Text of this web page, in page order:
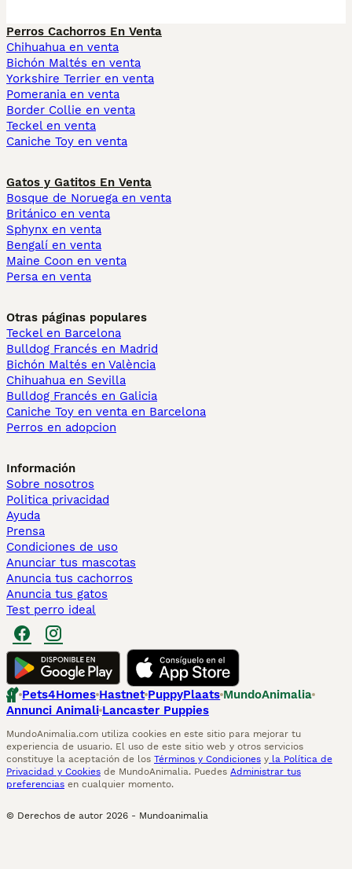
Perros Cachorros En Venta
Chihuahua en venta
Bichón Maltés en venta
Yorkshire Terrier en venta
Pomerania en venta
Border Collie en venta
Teckel en venta
Caniche Toy en venta
Gatos y Gatitos En Venta
Bosque de Noruega en venta
Británico en venta
Sphynx en venta
Bengalí en venta
Maine Coon en venta
Persa en venta
Otras páginas populares
Teckel en Barcelona
Bulldog Francés en Madrid
Bichón Maltés en València
Chihuahua en Sevilla
Bulldog Francés en Galicia
Caniche Toy en venta en Barcelona
Perros en adopcion
Información
Sobre nosotros
Politica privacidad
Ayuda
Prensa
Condiciones de uso
Anunciar tus mascotas
Anuncia tus cachorros
Anuncia tus gatos
Test perro ideal
Pets4Homes Hastnet PuppyPlaats MundoAnimalia
Annunci Animali Lancaster Puppies
MundoAnimalia.com utiliza cookies en este sitio para mejorar tu
experiencia de usuario. El uso de este sitio web y otros servicios
constituye la aceptación de los Términos y Condiciones y la Política de
Privacidad y Cookies de MundoAnimalia. Puedes Administrar tus
preferencias en cualquier momento.
© Derechos de autor 2026 - Mundoanimalia